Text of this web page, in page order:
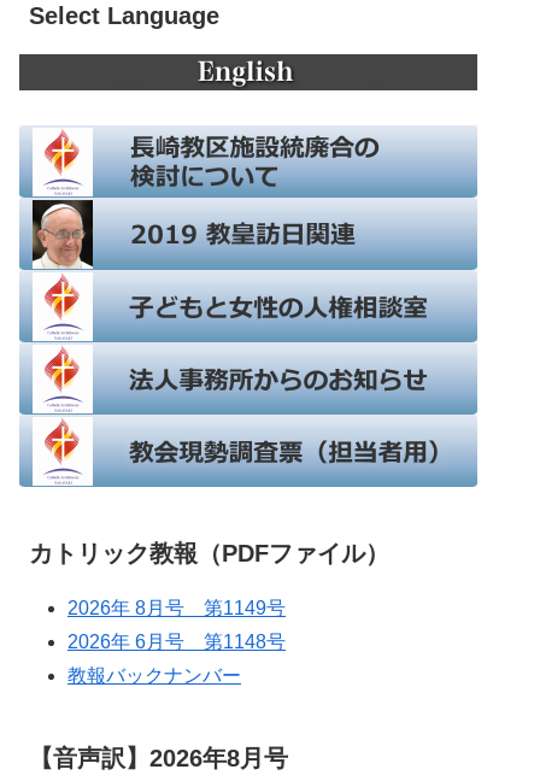
Select Language
カトリック教報（PDFファイル）
2026年 8月号 第1149号
2026年 6月号 第1148号
教報バックナンバー
【音声訳】2026年8月号